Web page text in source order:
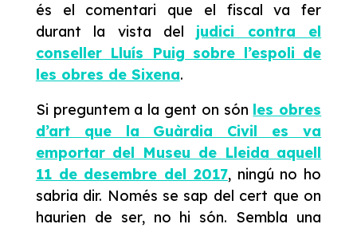
és el comentari que el fiscal va fer
durant la vista del judici contra el
conseller Lluís Puig sobre l’espoli de
les obres de Sixena.
Si preguntem a la gent on són les obres
d’art que la Guàrdia Civil es va
emportar del Museu de Lleida aquell
11 de desembre del 2017, ningú no ho
sabria dir. Només se sap del cert que on
haurien de ser, no hi són. Sembla una